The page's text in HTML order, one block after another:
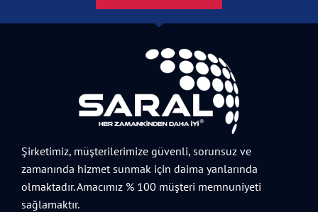
Şirketimiz, müşterilerimize güvenli, sorunsuz ve
zamanında hizmet sunmak için daima yanlarında
olmaktadır. Amacımız % 100 müşteri memnuniyeti
sağlamaktır.